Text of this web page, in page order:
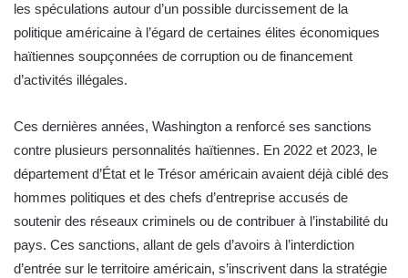
les spéculations autour d’un possible durcissement de la
politique américaine à l’égard de certaines élites économiques
haïtiennes soupçonnées de corruption ou de financement
d’activités illégales.
Ces dernières années, Washington a renforcé ses sanctions
contre plusieurs personnalités haïtiennes. En 2022 et 2023, le
département d’État et le Trésor américain avaient déjà ciblé des
hommes politiques et des chefs d’entreprise accusés de
soutenir des réseaux criminels ou de contribuer à l’instabilité du
pays. Ces sanctions, allant de gels d’avoirs à l’interdiction
d’entrée sur le territoire américain, s’inscrivent dans la stratégie